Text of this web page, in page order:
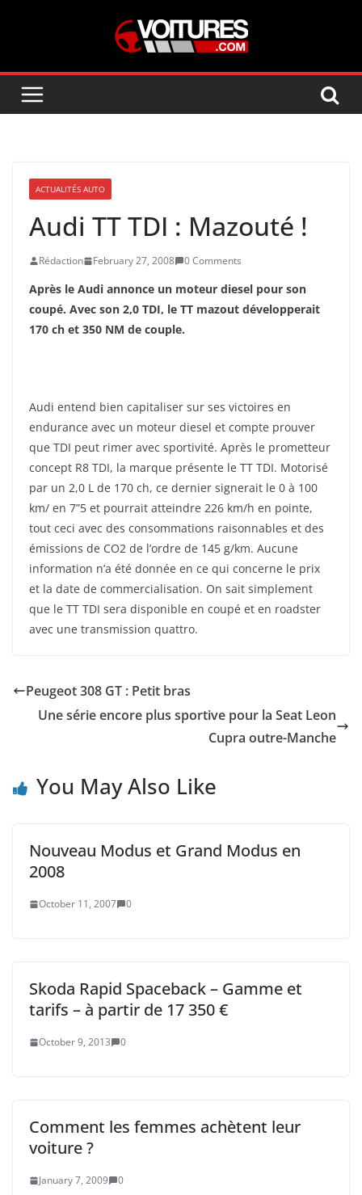
ACTUALITÉS AUTO
Audi TT TDI : Mazouté !
Rédaction February 27, 2008 0 Comments
Après le Audi annonce un moteur diesel pour son
coupé. Avec son 2,0 TDI, le TT mazout développerait
170 ch et 350 NM de couple.
Audi entend bien capitaliser sur ses victoires en
endurance avec un moteur diesel et compte prouver
que TDI peut rimer avec sportivité. Après le prometteur
concept R8 TDI, la marque présente le TT TDI. Motorisé
par un 2,0 L de 170 ch, ce dernier signerait le 0 à 100
km/ en 7”5 et pourrait atteindre 226 km/h en pointe,
tout ceci avec des consommations raisonnables et des
émissions de CO2 de l’ordre de 145 g/km. Aucune
information n’a été donnée en ce qui concerne le prix
et la date de commercialisation. On sait simplement
que le TT TDI sera disponible en coupé et en roadster
avec une transmission quattro.
Peugeot 308 GT : Petit bras
Une série encore plus sportive pour la Seat Leon
Cupra outre-Manche
You May Also Like
Nouveau Modus et Grand Modus en
2008
October 11, 2007 0
Skoda Rapid Spaceback – Gamme et
tarifs – à partir de 17 350 €
October 9, 2013 0
Comment les femmes achètent leur
voiture ?
January 7, 2009 0